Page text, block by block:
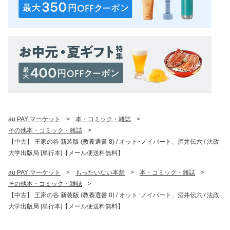
au PAY マーケット > 本・コミック・雑誌
>
その他本・コミック・雑誌
>
【中古】 王家の谷 新装版 (教養選書 8) / オット･ノイバート、酒井伝六 / 法政
大学出版局 [単行本]【メール便送料無料】
au PAY マーケット > もったいない本舗 > 本・コミック・雑誌
>
その他本・コミック・雑誌
>
【中古】 王家の谷 新装版 (教養選書 8) / オット･ノイバート、酒井伝六 / 法政
大学出版局 [単行本]【メール便送料無料】